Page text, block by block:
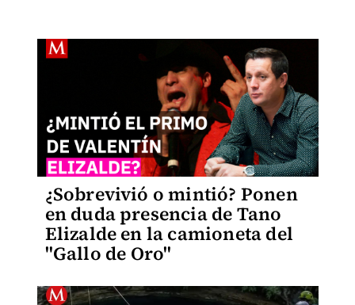
¿Sobrevivió o mintió? Ponen
en duda presencia de Tano
Elizalde en la camioneta del
"Gallo de Oro"